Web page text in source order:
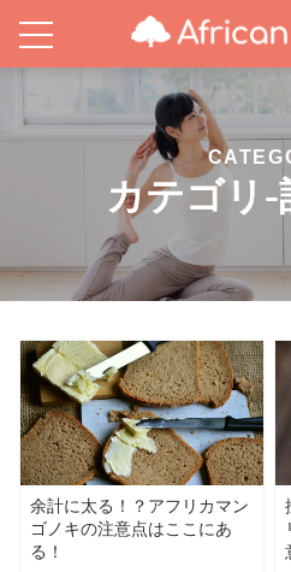
カテゴリ-
余計に太る！？アフリカマン
ゴノキの注意点はここにあ
る！